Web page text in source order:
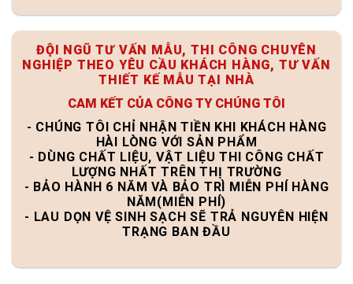
ĐỘI NGŨ TƯ VẤN MẪU, THI CÔNG CHUYÊN
NGHIỆP THEO YÊU CẦU KHÁCH HÀNG, TƯ VẤN
THIẾT KẾ MẪU TẠI NHÀ
CAM KẾT CỦA CÔNG TY CHÚNG TÔI
- CHÚNG TÔI CHỈ NHẬN TIỀN KHI KHÁCH HÀNG
HÀI LÒNG VỚI SẢN PHẨM
- DÙNG CHẤT LIỆU, VẬT LIỆU THI CÔNG CHẤT
LƯỢNG NHẤT TRÊN THỊ TRƯỜNG
- BẢO HÀNH 6 NĂM VÀ BẢO TRÌ MIỄN PHÍ HÀNG
NĂM(MIỄN PHÍ)
- LAU DỌN VỆ SINH SẠCH SẼ TRẢ NGUYÊN HIỆN
TRẠNG BAN ĐẦU